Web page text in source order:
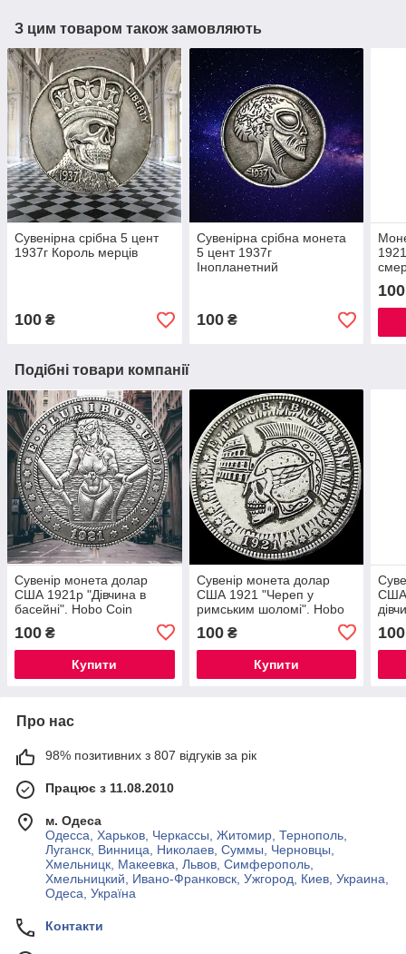
З цим товаром також замовляють
Сувенірна срібна 5 цент
1937г Король мерців
100 ₴
Сувенірна срібна монета
5 цент 1937г
Інопланетний
100₴
100
Подібні товари компанії
Сувенір монета долар
США 1921р "Дівчина в
басейні". Hobo Coin
100 ₴
Купити
Сувенір монета долар
США 1921 "Череп у
римським шоломі". Hobo
100₴
Купити
США
100
Про нас
98% позитивних з 807 відгуків за рік
Працює з 11.08.2010
м. Одеса
Одесса, Харьков, Черкассы, Житомир, Тернополь,
Луганск, Винница, Николаев, Суммы, Черновцы,
Хмельницк, Макеевка, Львов, Симферополь,
Хмельницкий, Ивано-Франковск, Ужгород, Киев, Украина,
Одеса, Україна
Контакти